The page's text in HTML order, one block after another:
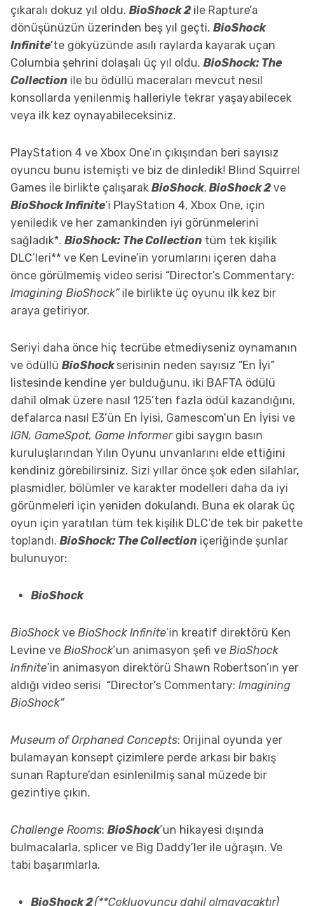
çıkaralı dokuz yıl oldu. BioShock 2ile Rapture’a
dönüşünüzün üzerinden beş yıl geçti. BioShock
Infinite’te gökyüzünde asılı raylarda kayarak uçan
Columbia şehrini dolaşalı üç yıl oldu. BioShock: The
Collection ile bu ödüllü maceraları mevcut nesil
konsollarda yenilenmiş halleriyle tekrar yaşayabilecek
veya ilk kez oynayabileceksiniz.
PlayStation 4 ve Xbox One’ın çıkışından beri sayısız
oyuncu bunu istemişti ve biz de dinledik! Blind Squirrel
Games ile birlikte çalışarak BioShock, BioShock 2ve
BioShock Infinite’i PlayStation 4, Xbox One, için
yeniledik ve her zamankinden iyi görünmelerini
sağladık*. BioShock: The Collection tüm tek kişilik
DLC’leri** ve Ken Levine’in yorumlarını içeren daha
önce görülmemiş video serisi “Director’s Commentary:
Imagining BioShock” ile birlikte üç oyunu ilk kez bir
araya getiriyor.
Seriyi daha önce hiç tecrübe etmediyseniz oynamanın
ve ödüllü BioShockserisinin neden sayısız “En İyi”
listesinde kendine yer bulduğunu, iki BAFTA ödülü
dahil olmak üzere nasıl 125’ten fazla ödül kazandığını,
defalarca nasıl E3’ün En İyisi, Gamescom’un En İyisi ve
IGN, GameSpot, Game Informer gibi saygın basın
kuruluşlarından Yılın Oyunu unvanlarını elde ettiğini
kendiniz görebilirsiniz. Sizi yıllar önce şok eden silahlar,
plasmidler, bölümler ve karakter modelleri daha da iyi
görünmeleri için yeniden dokulandı. Buna ek olarak üç
oyun için yaratılan tüm tek kişilik DLC’de tek bir pakette
toplandı. BioShock: The Collection içeriğinde şunlar
bulunuyor:
BioShock
BioShockve BioShock Infinite’in kreatif direktörü Ken
Levine ve BioShock’un animasyon şefi ve BioShock
Infinite’in animasyon direktörü Shawn Robertson’ın yer
aldığı video serisi “Director’s Commentary: Imagining
BioShock”
Museum of Orphaned Concepts: Orijinal oyunda yer
bulamayan konsept çizimlere perde arkası bir bakış
sunan Rapture’dan esinlenilmiş sanal müzede bir
gezintiye çıkın.
Challenge Rooms: BioShock’un hikayesi dışında
bulmacalarla, splicer ve Big Daddy’ler ile uğraşın. Ve
tabi başarımlarla.
BioShock 2(**Çokluoyuncu dahil olmayacaktır)